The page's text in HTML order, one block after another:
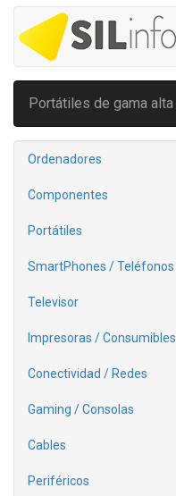
Portátiles de gama alta
Ordenadores
Componentes
Portátiles
SmartPhones / Teléfonos
Televisor
Impresoras / Consumibles
Conectividad / Redes
Gaming / Consolas
Cables
Periféricos